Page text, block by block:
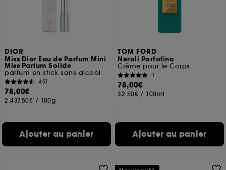
DIOR
Miss Dior Eau de Parfum Mini
Miss Parfum Solide
parfum en stick sans alcool
457
78,00€
2.437,50€ / 100g
Ajouter au panier
TOM FORD
Neroli Portofino
Crème pour le Corps
1
78,00€
32,50€ / 100ml
Ajouter au panier